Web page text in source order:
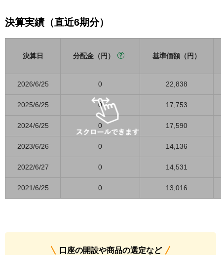
決算実績（直近6期分）
決算日 分配金（円） 基準価額（円）
2026/6/25 0 22,838
2025/6/25 0 17,753
2024/6/25 0 17,590
2023/6/26 0 14,136
2022/6/27 0 14,531
2021/6/25 0 13,016
口座の開設や商品の選定など